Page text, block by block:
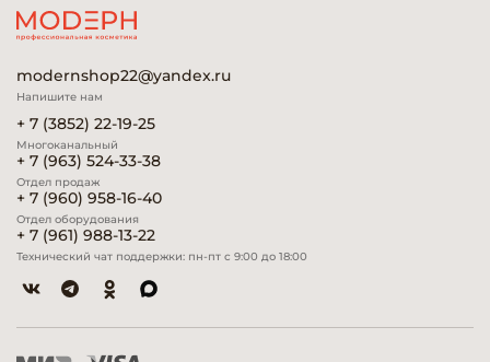
modernshop22@yandex.ru
Напишите нам
+ 7 (3852) 22-19-25
Многоканальный
+ 7 (963) 524-33-38
Отдел продаж
+ 7 (960) 958-16-40
Отдел оборудования
+ 7 (961) 988-13-22
Технический чат поддержки: пн-пт с 9:00 до 18:00